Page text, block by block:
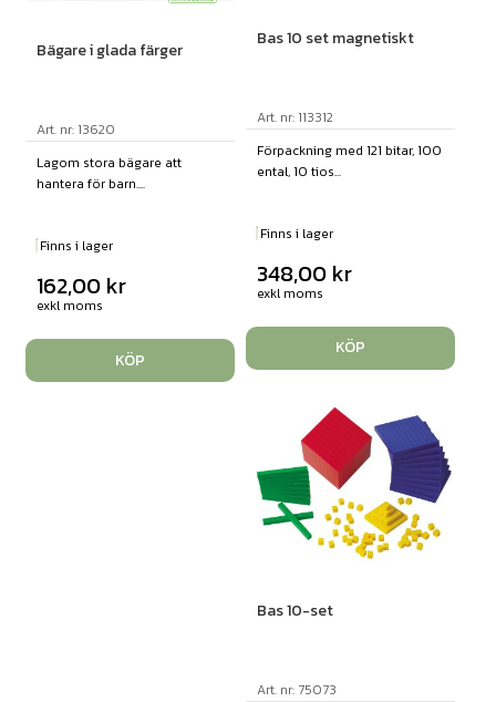
Bägare i glada färger
Art. nr: 13620
Lagom stora bägare att
hantera för barn....
Finns i lager
162,00 kr
exkl moms
KÖP
Bas 10 set magnetiskt
Art. nr: 113312
Förpackning med 121 bitar, 100
ental, 10 tios...
Finns i lager
348,00 kr
exkl moms
KÖP
Bas 10-set
Art. nr: 75073